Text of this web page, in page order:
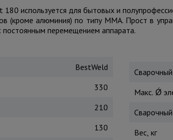
используется для бытовых и
(кроме алюминия) по типу MMA. Прост в
постоянным перемещением аппарата.
BestWeld
330
210
130
Макс. Ǿ
Вес, кг